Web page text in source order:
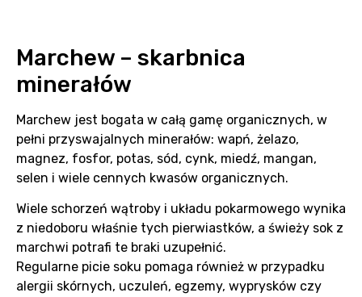
Marchew – skarbnica
minerałów
Marchew jest bogata w całą gamę organicznych, w
pełni przyswajalnych minerałów: wapń, żelazo,
magnez, fosfor, potas, sód, cynk, miedź, mangan,
selen i wiele cennych kwasów organicznych.
Wiele schorzeń wątroby i układu pokarmowego wynika
z niedoboru właśnie tych pierwiastków, a świeży sok z
marchwi potrafi te braki uzupełnić.
Regularne picie soku pomaga również w przypadku
alergii skórnych, uczuleń, egzemy, wyprysków czy